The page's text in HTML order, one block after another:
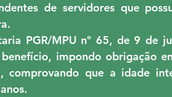
de servidores que
PGR/MPU nº 65, de 9 de
impondo obrigação
comprovando que a idade